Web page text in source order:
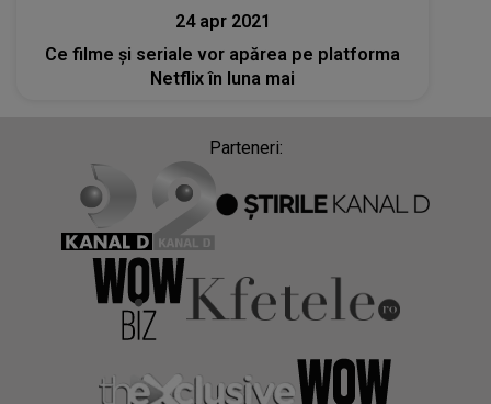
24 apr 2021
Ce filme și seriale vor apărea pe platforma
Netflix în luna mai
Parteneri: